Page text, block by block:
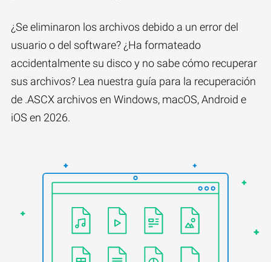
¿Se eliminaron los archivos debido a un error del
usuario o del software? ¿Ha formateado
accidentalmente su disco y no sabe cómo recuperar
sus archivos? Lea nuestra guía para la recuperación
de .ASCX archivos en Windows, macOS, Android e
iOS en 2026.